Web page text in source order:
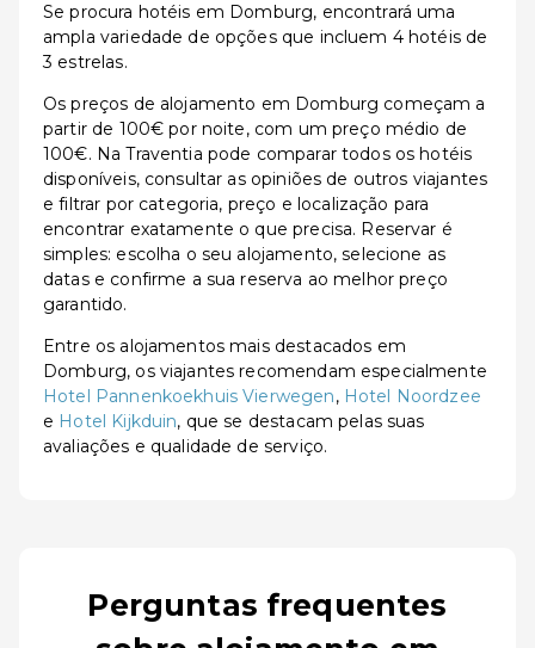
Se procura hotéis em Domburg, encontrará uma
ampla variedade de opções que incluem 4 hotéis de
3 estrelas.
Os preços de alojamento em Domburg começam a
partir de 100€ por noite, com um preço médio de
100€. Na Traventia pode comparar todos os hotéis
disponíveis, consultar as opiniões de outros viajantes
e filtrar por categoria, preço e localização para
encontrar exatamente o que precisa. Reservar é
simples: escolha o seu alojamento, selecione as
datas e confirme a sua reserva ao melhor preço
garantido.
Entre os alojamentos mais destacados em
Domburg, os viajantes recomendam especialmente
Hotel Pannenkoekhuis Vierwegen, Hotel Noordzee
e Hotel Kijkduin, que se destacam pelas suas
avaliações e qualidade de serviço.
Perguntas frequentes